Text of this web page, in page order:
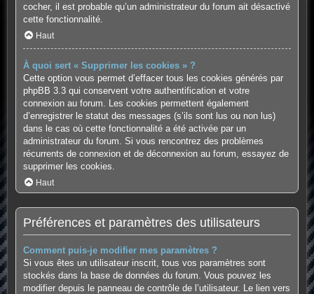
cocher, il est probable qu’un administrateur du forum ait désactivé
cette fonctionnalité.
Haut
À quoi sert « Supprimer les cookies » ?
Cette option vous permet d’effacer tous les cookies générés par
phpBB 3.3 qui conservent votre authentification et votre
connexion au forum. Les cookies permettent également
d’enregistrer le statut des messages (s’ils sont lus ou non lus)
dans le cas où cette fonctionnalité a été activée par un
administrateur du forum. Si vous rencontrez des problèmes
récurrents de connexion et de déconnexion au forum, essayez de
supprimer les cookies.
Haut
Préférences et paramètres des utilisateurs
Comment puis-je modifier mes paramètres ?
Si vous êtes un utilisateur inscrit, tous vos paramètres sont
stockés dans la base de données du forum. Vous pouvez les
modifier depuis le panneau de contrôle de l’utilisateur. Le lien vers